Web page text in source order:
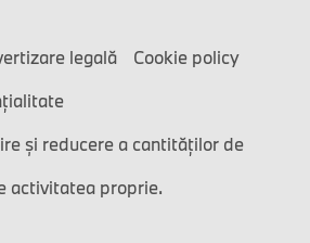
legală
Cookie policy
și reducere a cantităților de
activitatea proprie.